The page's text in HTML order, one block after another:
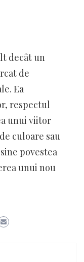
decât un
de
Ea
respectul
unui viitor
culoare sau
povestea
unui nou